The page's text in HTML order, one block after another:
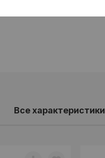
Все характеристики